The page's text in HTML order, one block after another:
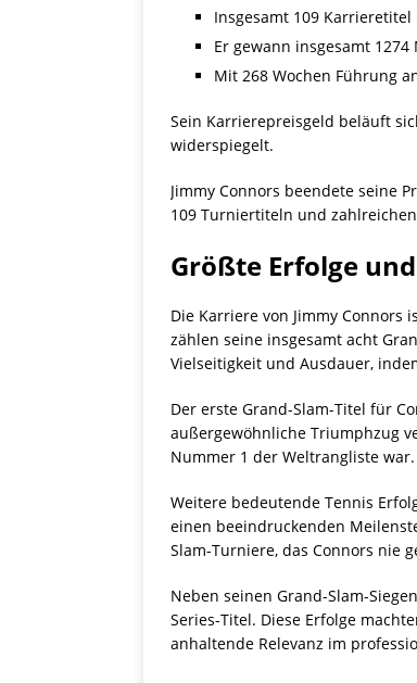
Insgesamt 109
Er gewann insgesamt
Mit 268 Wochen Führung
Sein Karrierepreisgeld beläuft
widerspiegelt.
Jimmy Connors beendete seine
109 Turniertiteln und
Größte Erfolge
Die Karriere von Jimmy
zählen seine insgesamt acht
Vielseitigkeit und Ausdauer,
Der erste Grand-Slam-Titel für
außergewöhnliche Triumphzug
Nummer 1 der Weltrangliste war.
Weitere bedeutende Tennis
einen beeindruckenden
Slam-Turniere, das Connors nie
Neben seinen Grand-Slam-
Series-Titel. Diese Erfolge
anhaltende Relevanz im